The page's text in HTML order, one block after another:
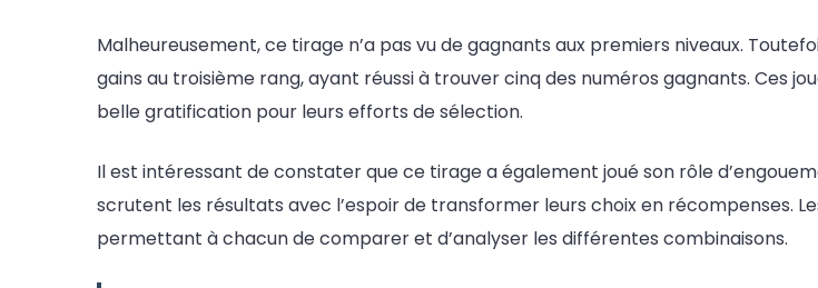
Malheureusement, ce tirage n’a pas vu de gagnants aux premiers niveaux.
gains au troisième rang, ayant réussi à trouver cinq des numéros gagnants. Ces
belle gratification pour leurs efforts de sélection.
Il est intéressant de constater que ce tirage a également joué son rôle
scrutent les résultats avec l’espoir de transformer leurs choix en récompenses.
permettant à chacun de comparer et d’analyser les différentes combinaisons.